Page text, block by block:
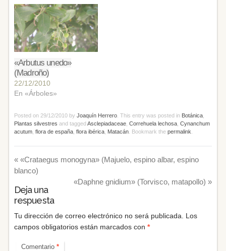
«Arbutus unedo»
(Madroño)
22/12/2010
En «Árboles»
Posted on 29/12/2010 by Joaquín Herrero. This entry was posted in Botánica,
Plantas silvestres and taggedAsclepiadaceae, Correhuela lechosa, Cynanchum
acutum, flora de españa, flora ibérica, Matacán. Bookmark the permalink
««Crataegus monogyna» (Majuelo, espino albar, espino
blanco)
«Daphne gnidium» (Torvisco, matapollo)»
Deja una
respuesta
Tu dirección de correo electrónico no será publicada.
Los
campos obligatorios están marcados con *
Comentario *